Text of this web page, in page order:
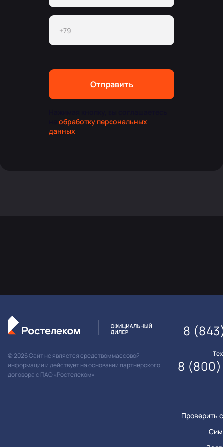
Отправить
обработку персональных
данных
© 2026 Сайт не является средством массовой
информации и действует на основании партнерского
договора с ПАО «Ростелеком»
Проверить
8
8